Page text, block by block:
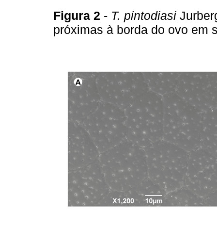
Figura 2 - T. pintodiasi
próximas à borda do ovo em